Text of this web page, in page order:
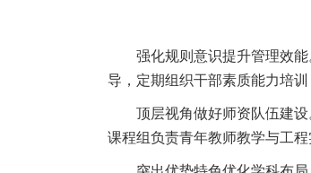
强化规则意识提升管理效
导，定期组织干部素质能力培
顶层视角做好师资队伍建
课程组负责青年教师教学与工